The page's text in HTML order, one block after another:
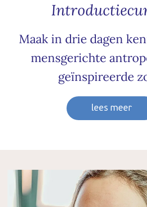
Maak in drie dagen
mensgerichte
geïnspireerde
lees meer